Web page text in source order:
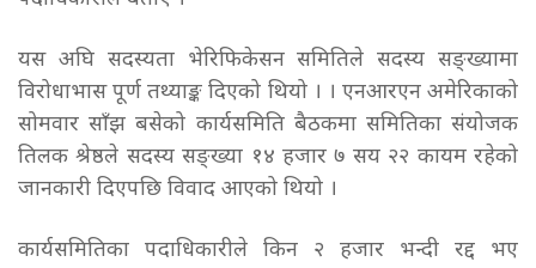
यस अघि सदस्यता भेरिफिकेसन समितिले सदस्य सङ्ख्यामा
विरोधाभास पूर्ण तथ्याङ्क दिएको थियो । । एनआरएन अमेरिकाको
सोमवार साँझ बसेको कार्यसमिति बैठकमा समितिका संयोजक
तिलक श्रेष्ठले सदस्य सङ्ख्या १४ हजार ७ सय २२ कायम रहेको
जानकारी दिएपछि विवाद आएको थियो ।
कार्यसमितिका पदाधिकारीले किन २ हजार भन्दी रद्द भए